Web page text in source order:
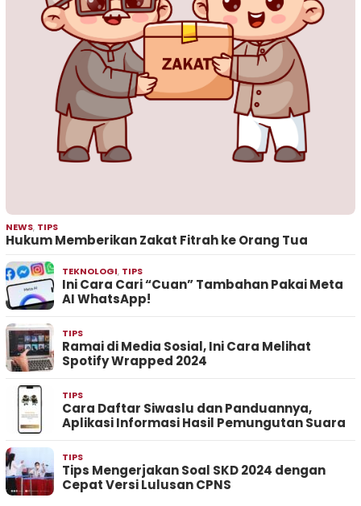
NEWS, TIPS
Hukum Memberikan Zakat Fitrah ke Orang Tua
TEKNOLOGI, TIPS
Ini Cara Cari “Cuan” Tambahan Pakai Meta
AI WhatsApp!
TIPS
Ramai di Media Sosial, Ini Cara Melihat
Spotify Wrapped 2024
TIPS
Cara Daftar Siwaslu dan Panduannya,
Aplikasi Informasi Hasil Pemungutan Suara
TIPS
Tips Mengerjakan Soal SKD 2024 dengan
Cepat Versi Lulusan CPNS